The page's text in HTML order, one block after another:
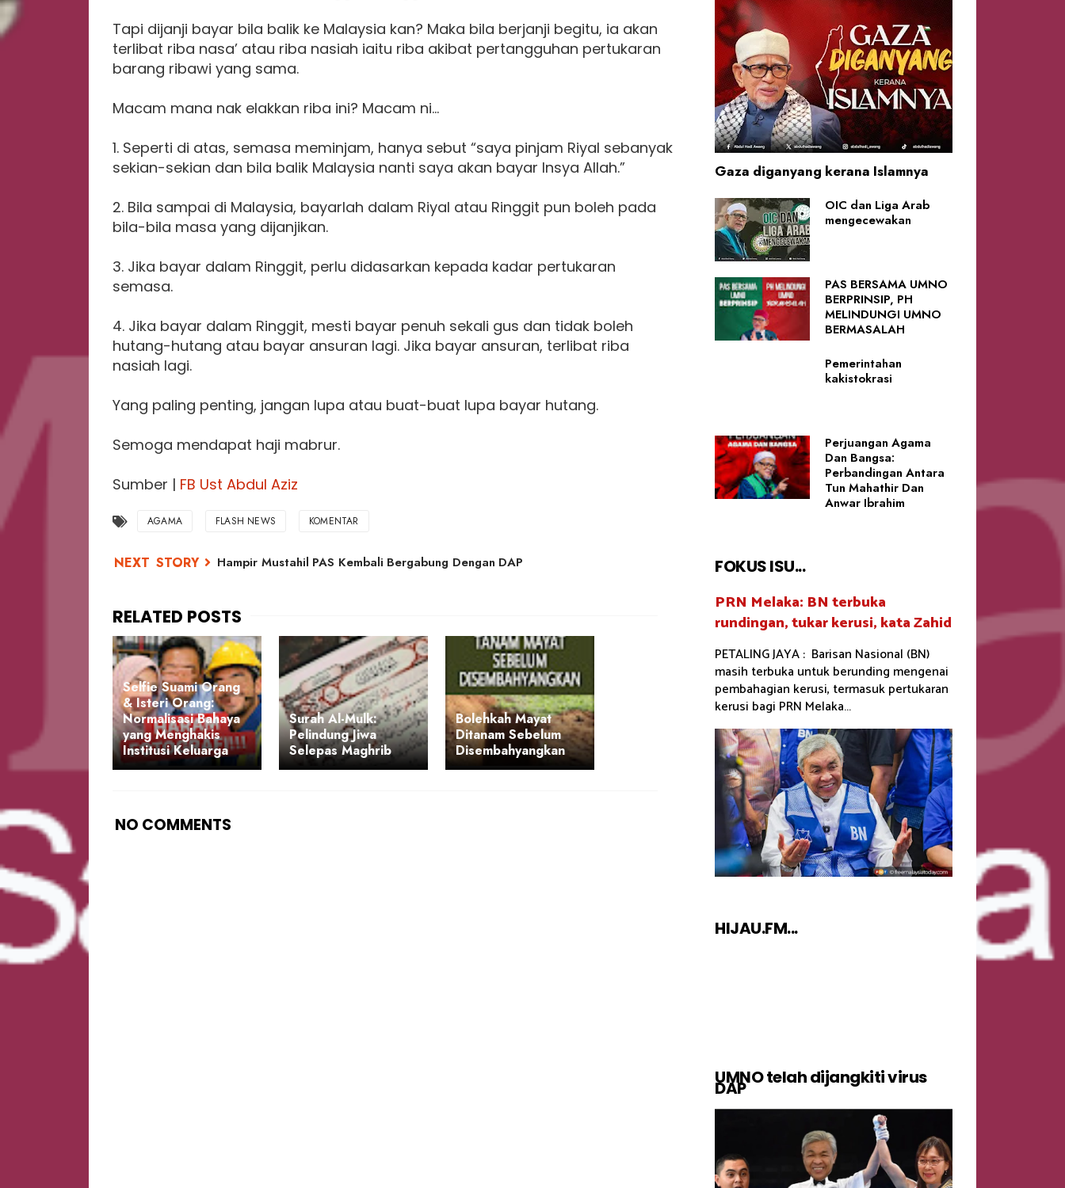
Tapi dijanji bayar bila balik ke Malaysia kan? Maka bila berjanji begitu, ia akan
terlibat riba nasa’ atau riba nasiah iaitu riba akibat pertangguhan pertukaran
barang ribawi yang sama.
Macam mana nak elakkan riba ini? Macam ni...
1. Seperti di atas, semasa meminjam, hanya sebut “saya pinjam Riyal sebanyak
sekian-sekian dan bila balik Malaysia nanti saya akan bayar Insya Allah.”
2. Bila sampai di Malaysia, bayarlah dalam Riyal atau Ringgit pun boleh pada
bila-bila masa yang dijanjikan.
3. Jika bayar dalam Ringgit, perlu didasarkan kepada kadar pertukaran
semasa.
4. Jika bayar dalam Ringgit, mesti bayar penuh sekali gus dan tidak boleh
hutang-hutang atau bayar ansuran lagi. Jika bayar ansuran, terlibat riba
nasiah lagi.
Yang paling penting, jangan lupa atau buat-buat lupa bayar hutang.
Semoga mendapat haji mabrur.
Sumber | FB Ust Abdul Aziz
AGAMA FLASH NEWS KOMENTAR
Hampir Mustahil PAS Kembali Bergabung Dengan DAP
Selfie Suami Orang
& Isteri Orang:
Normalisasi Bahaya
yang Menghakis
Institusi Keluarga
Surah Al-Mulk:
Pelindung Jiwa
Selepas Maghrib
Bolehkah Mayat
Ditanam Sebelum
Disembahyangkan
NO COMMENTS
Gaza diganyang kerana Islamnya
OIC dan Liga Arab
mengecewakan
PAS BERSAMA UMNO
BERPRINSIP, PH
MELINDUNGI UMNO
BERMASALAH
Pemerintahan
kakistokrasi
Perjuangan Agama
Dan Bangsa:
Perbandingan Antara
Tun Mahathir Dan
Anwar Ibrahim
FOKUS ISU...
PRN Melaka: BN terbuka
rundingan, tukar kerusi, kata Zahid
PETALING JAYA : Barisan Nasional (BN)
masih terbuka untuk berunding mengenai
pembahagian kerusi, termasuk pertukaran
kerusi bagi PRN Melaka...
HIJAU.FM...
UMNO telah dijangkiti virus
DAP